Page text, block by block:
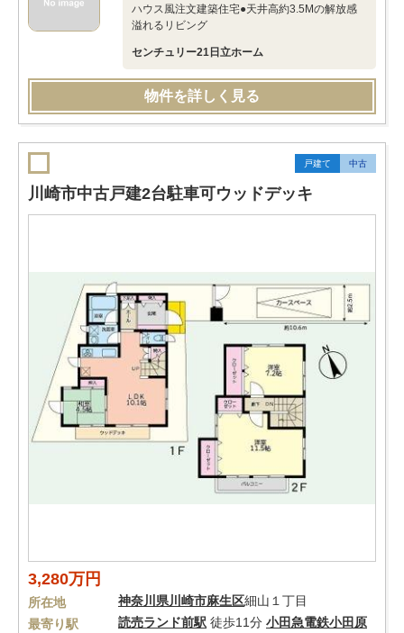
ハウス風注文建築住宅●天井高約3.5Mの解放感
溢れるリビング
センチュリー21日立ホーム
物件を詳しく見る
戸建て 中古
川崎市中古戸建2台駐車可ウッドデッキ
3,280万円
所在地 神奈川県川崎市麻生区細山１丁目
最寄り駅
読売ランド前駅 徒歩11分 小田急電鉄小田原